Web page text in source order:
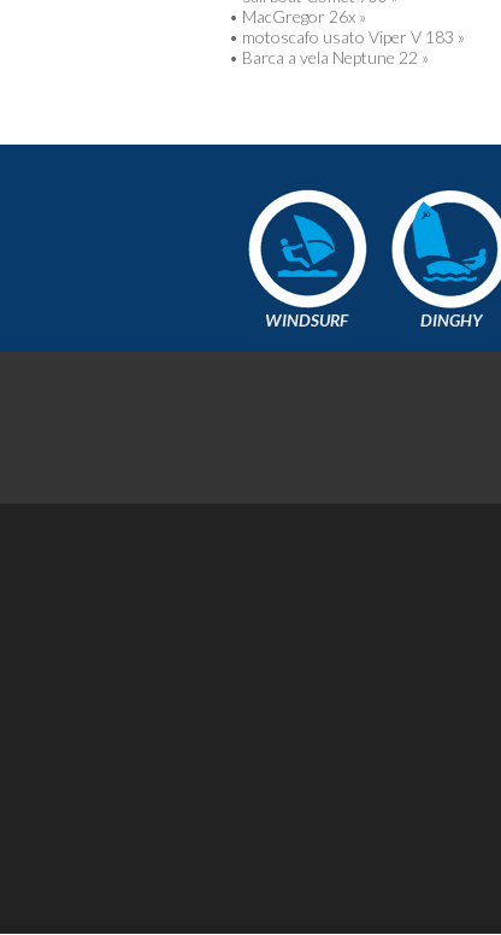
• MacGregor 26x »
• motoscafo usato Viper V 183 »
• Barca a vela Neptune 22 »
WINDSURF DINGHY